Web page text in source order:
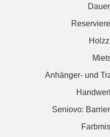
Anhänger- und
Seniovo: